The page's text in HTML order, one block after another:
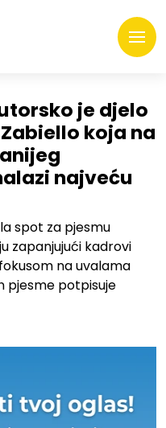
je djelo
koja na
najveću
spot za pjesmu
zapanjujući kadrovi
na uvalama
pjesme potpisuje